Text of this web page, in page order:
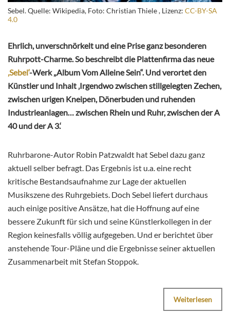
Sebel. Quelle: Wikipedia, Foto: Christian Thiele , Lizenz: CC-BY-SA
4.0
Ehrlich, unverschnörkelt und eine Prise ganz besonderen
Ruhrpott-Charme. So beschreibt die Plattenfirma das neue
‚Sebel‘-Werk „Album Vom Alleine Sein“. Und verortet den
Künstler und Inhalt ‚Irgendwo zwischen stillgelegten Zechen,
zwischen urigen Kneipen, Dönerbuden und ruhenden
Industrieanlagen… zwischen Rhein und Ruhr, zwischen der A
40 und der A 3.‘
Ruhrbarone-Autor Robin Patzwaldt hat Sebel dazu ganz
aktuell selber befragt. Das Ergebnis ist u.a. eine recht
kritische Bestandsaufnahme zur Lage der aktuellen
Musikszene des Ruhrgebiets. Doch Sebel liefert durchaus
auch einige positive Ansätze, hat die Hoffnung auf eine
bessere Zukunft für sich und seine Künstlerkollegen in der
Region keinesfalls völlig aufgegeben. Und er berichtet über
anstehende Tour-Pläne und die Ergebnisse seiner aktuellen
Zusammenarbeit mit Stefan Stoppok.
Weiterlesen